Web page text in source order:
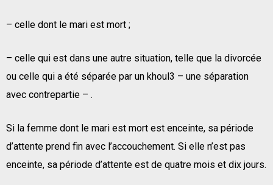
– celle dont le mari est mort ;
– celle qui est dans une autre situation, telle que la divorcée
ou celle qui a été séparée par un khoul3 – une séparation
avec contrepartie – .
Si la femme dont le mari est mort est enceinte, sa période
d’attente prend fin avec l’accouchement. Si elle n’est pas
enceinte, sa période d’attente est de quatre mois et dix jours.